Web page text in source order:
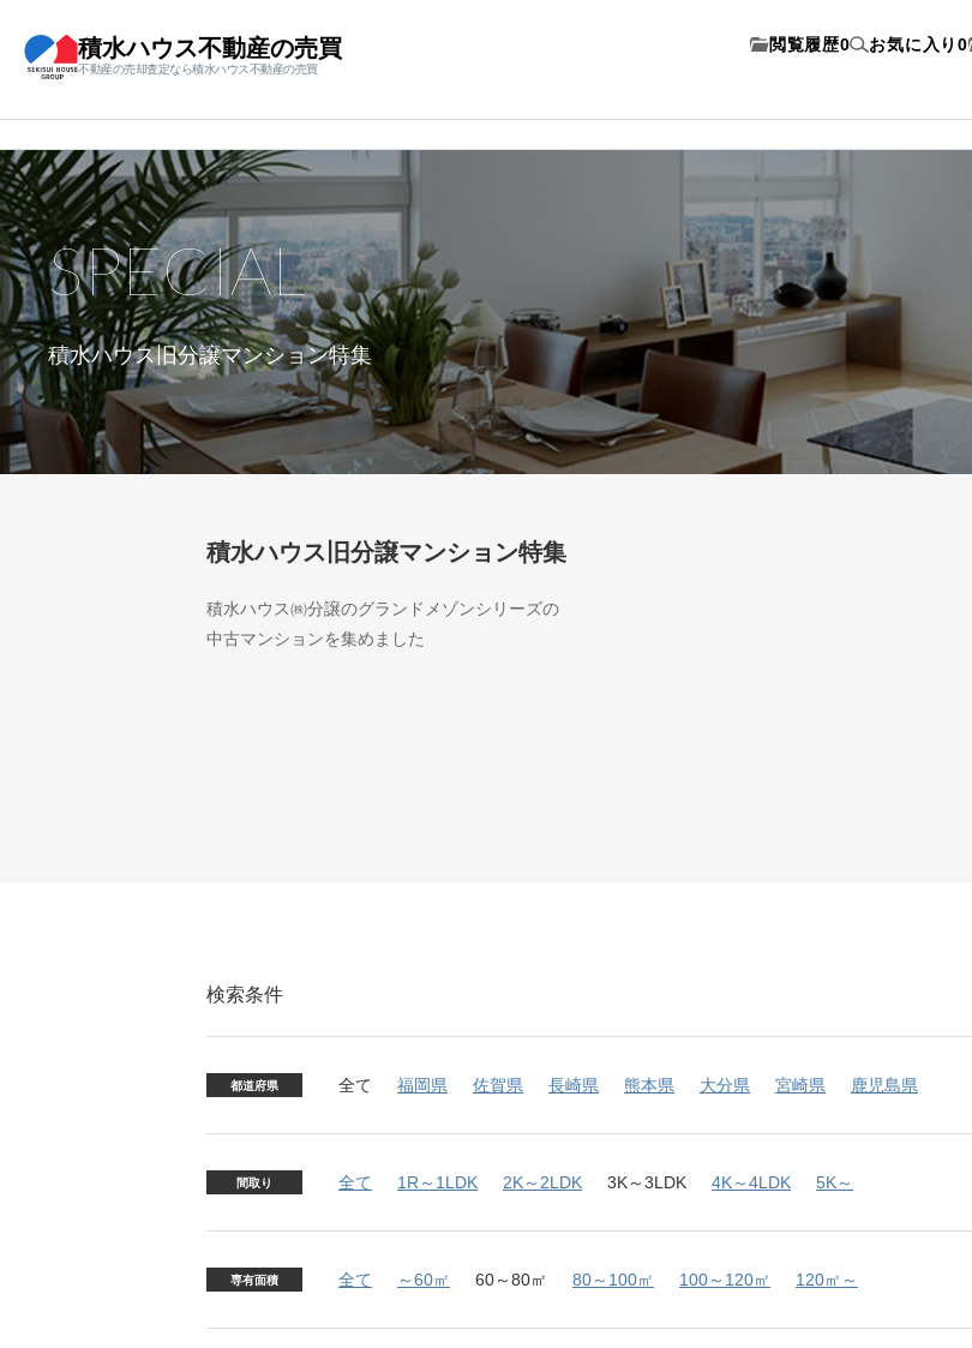
積水ハウス不動産の売買
不動産の売却査定なら積水ハウス不動産の売買
閲覧履歴0 お気に入り 0
積水ハウス旧分譲マンション特集
SPECIAL
積水ハウス旧分譲マンション特集
積水ハウス㈱分譲のグランドメゾンシリーズの
中古マンションを集めました
検索条件
都道府県 全て 福岡県 佐賀県 長崎県 熊本県 大分県 宮崎県 鹿児島県
間取り 全て 1R～1LDK 2K～2LDK 3K～3LDK 4K～4LDK 5K～
専有面積 全て ～60㎡ 60～80㎡ 80～100㎡ 100～120㎡ 120㎡～